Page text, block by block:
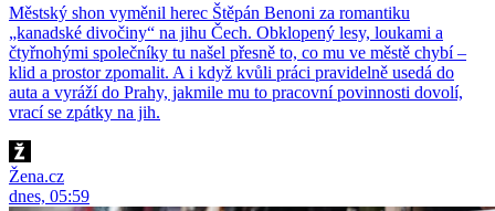
Městský shon vyměnil herec Štěpán Benoni za romantiku
„kanadské divočiny“ na jihu Čech. Obklopený lesy, loukami a
čtyřnohými společníky tu našel přesně to, co mu ve městě chybí –
klid a prostor zpomalit. A i když kvůli práci pravidelně usedá do
auta a vyráží do Prahy, jakmile mu to pracovní povinnosti dovolí,
vrací se zpátky na jih.
Žena.cz
dnes, 05:59